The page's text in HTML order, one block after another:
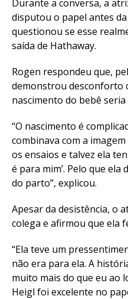
Durante a conversa, a
disputou o papel antes
questionou se esse
saída de Hathaway.
Rogen respondeu que,
demonstrou desconforto
nascimento do bebê
“O nascimento é
combinava com a
os ensaios e talvez ela
é para mim’. Pelo que ela
do parto”, explicou.
Apesar da desistência, o
colega e afirmou que ela
“Ela teve um
não era para ela. A
muito mais do que eu ao
Heigl foi excelente no